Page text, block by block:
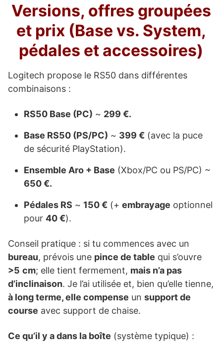
Versions, offres groupées
et prix (Base vs. System,
pédales et accessoires)
Logitech propose le RS50 dans différentes
combinaisons :
RS50 Base (PC) ~ 299 €.
Base RS50 (PS/PC) ~ 399 € (avec la puce
de sécurité PlayStation).
Ensemble Aro + Base (Xbox/PC ou PS/PC) ~
650 €.
Pédales RS ~ 150 € (+ embrayage optionnel
pour 40 €).
Conseil pratique : si tu commences avec un
bureau, prévois une pince de table qui s’ouvre
>5 cm; elle tient fermement, mais n’a pas
d’inclinaison. Je l’ai utilisée et, bien qu’elle tienne,
à long terme, elle compense un support de
course avec support de chaise.
Ce qu’il y a dans la boîte (système typique) :